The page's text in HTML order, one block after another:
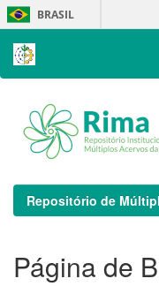
Skip
navigation
BRASIL
Repositório de
Página de